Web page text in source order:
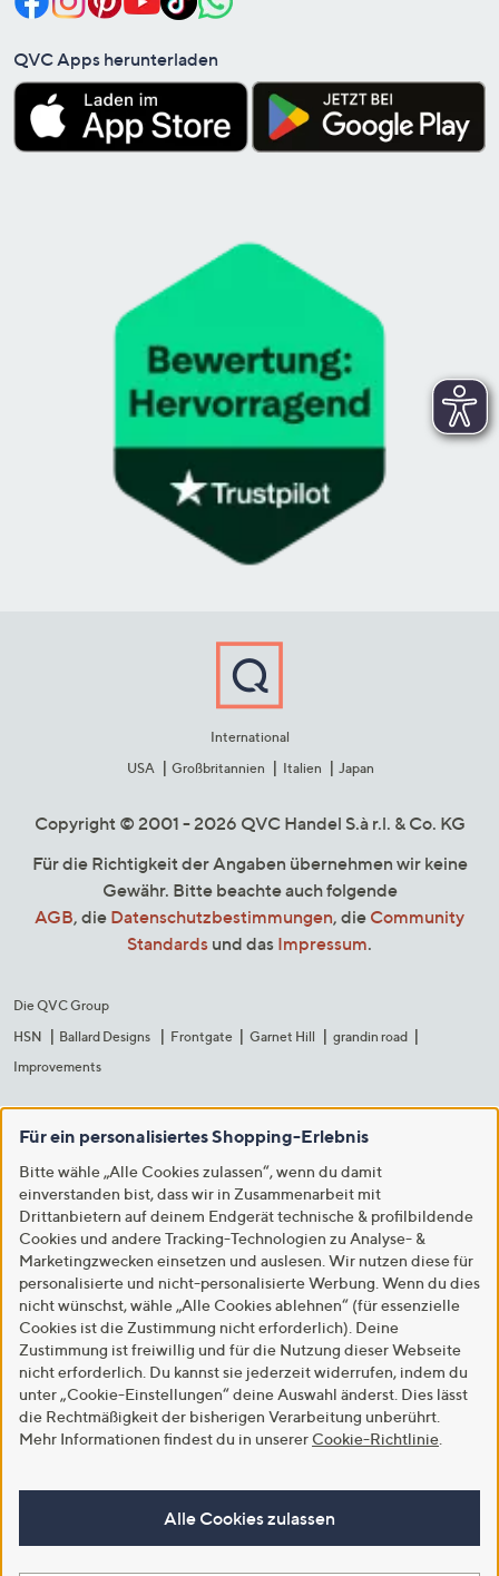
QVC Apps herunterladen
International
USA
Großbritannien Italien Japan
Copyright © 2001 - 2026 QVC Handel S.à r.l. & Co. KG
Für die Richtigkeit der Angaben übernehmen wir keine
Gewähr. Bitte beachte auch folgende
AGB, die Datenschutzbestimmungen, die Community
Standards und das Impressum.
Die QVC Group
HSN
Ballard Designs Frontgate Garnet Hill
grandin road
Improvements
Für ein personalisiertes Shopping-Erlebnis
Bitte wähle „Alle Cookies zulassen“, wenn du damit
einverstanden bist, dass wir in Zusammenarbeit mit
Drittanbietern auf deinem Endgerät technische & profilbildende
Cookies und andere Tracking-Technologien zu Analyse- &
Marketingzwecken einsetzen und auslesen. Wir nutzen diese für
personalisierte und nicht-personalisierte Werbung. Wenn du dies
nicht wünschst, wähle „Alle Cookies ablehnen“ (für essenzielle
Cookies ist die Zustimmung nicht erforderlich). Deine
Zustimmung ist freiwillig und für die Nutzung dieser Webseite
nicht erforderlich. Du kannst sie jederzeit widerrufen, indem du
unter „Cookie-Einstellungen“ deine Auswahl änderst. Dies lässt
die Rechtmäßigkeit der bisherigen Verarbeitung unberührt.
Mehr Informationen findest du in unserer Cookie-Richtlinie
Alle Cookies zulassen